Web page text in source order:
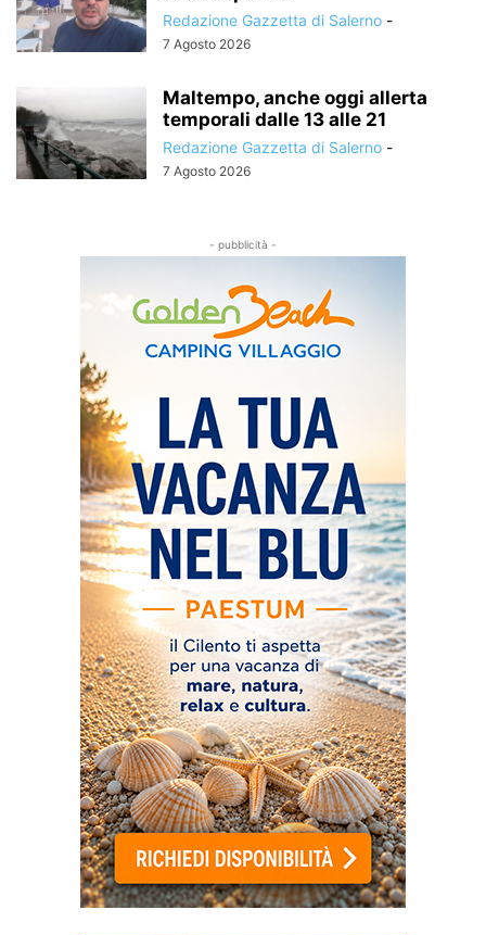
Redazione Gazzetta di Salerno -
7 Agosto 2026
Maltempo, anche oggi allerta
temporali dalle 13 alle 21
Redazione Gazzetta di Salerno -
7 Agosto 2026
- pubblicità -